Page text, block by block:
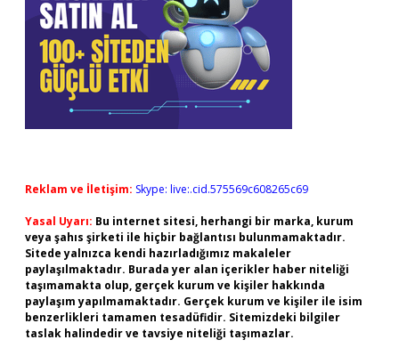
Reklam ve İletişim: Skype: live:.cid.575569c608265c69
Yasal Uyarı: Bu internet sitesi, herhangi bir marka, kurum
veya şahıs şirketi ile hiçbir bağlantısı bulunmamaktadır.
Sitede yalnızca kendi hazırladığımız makaleler
paylaşılmaktadır. Burada yer alan içerikler haber niteliği
taşımamakta olup, gerçek kurum ve kişiler hakkında
paylaşım yapılmamaktadır. Gerçek kurum ve kişiler ile isim
benzerlikleri tamamen tesadüfidir. Sitemizdeki bilgiler
taslak halindedir ve tavsiye niteliği taşımazlar.